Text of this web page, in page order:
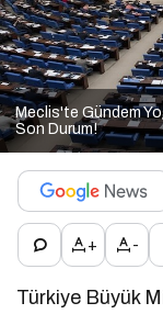
Meclis'te Gündem
Son Durum!
+ -
Türkiye Büyük